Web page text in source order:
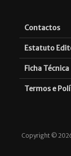
Contactos
Estatuto
Ficha Técnica
Termos e
Copyright ©